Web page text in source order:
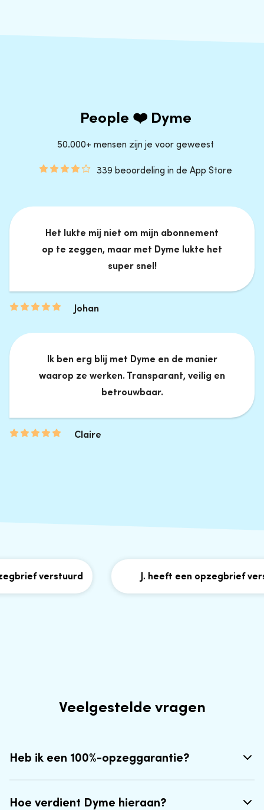
People ❤️ Dyme
50.000+ mensen zijn je voor geweest
339 beoordeling in de App Store
Het lukte mij niet om mijn abonnement
op te zeggen, maar met Dyme lukte het
super snel!
Johan
Ik ben erg blij met Dyme en de manier
waarop ze werken. Transparant, veilig en
betrouwbaar.
Claire
verstuurd J. heeft een opzegbrief
Veelgestelde vragen
Heb ik een 100%-opzeggarantie?
Hoe verdient Dyme hieraan?